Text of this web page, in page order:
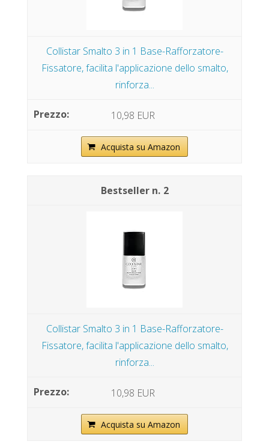
Collistar Smalto 3 in 1 Base-Rafforzatore-
Fissatore, facilita l'applicazione dello smalto,
rinforza...
10,98 EUR
Acquista su Amazon
2
Collistar Smalto 3 in 1 Base-Rafforzatore-
Fissatore, facilita l'applicazione dello smalto,
rinforza...
10,98 EUR
Acquista su Amazon